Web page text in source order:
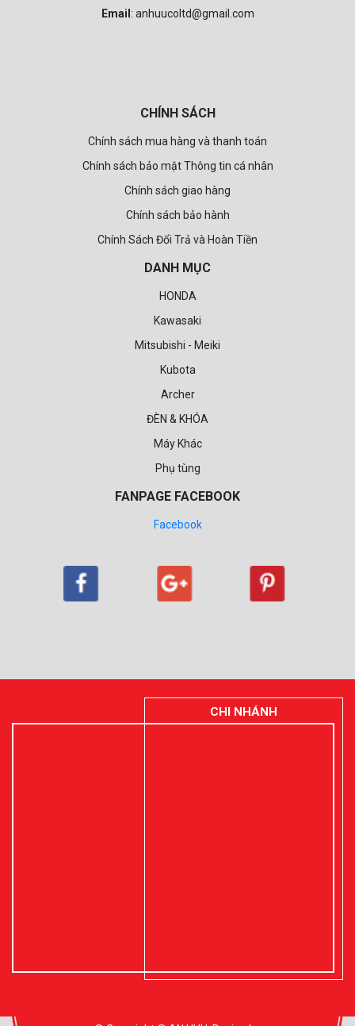
Email : anhuucoltd@gmail.com
CHÍNH SÁCH
Chính sách mua hàng và thanh toán
Chính sách bảo mật Thông tin cá nhân
Chính sách giao hàng
Chính sách bảo hành
Chính Sách Đổi Trả và Hoàn Tiền
DANH MỤC
HONDA
Kawasaki
Mitsubishi - Meiki
Kubota
Archer
ĐÈN & KHÓA
Máy Khác
Phụ tùng
FANPAGE FACEBOOK
Facebook
CHI NHÁNH